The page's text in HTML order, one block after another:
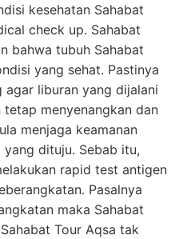
kesehatan Sahabat
check up. Sahabat
bahwa tubuh Sahabat
yang sehat. Pastinya
agar liburan yang dijalani
tetap menyenangkan dan
menjaga keamanan
dituju. Sebab itu,
rapid test antigen
Pasalnya
maka Sahabat
Tour Aqsa tak